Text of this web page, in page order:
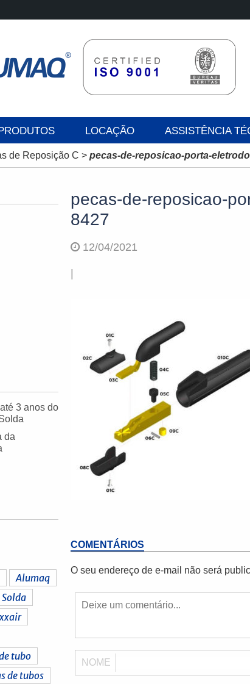
LOCAÇÃO ASSISTÊNCIA
de Reposição C > pecas-de-reposicao-porta-
3 anos do
da
Alumaq
Solda
tubo
de tubos
pecas-de-reposicao-
8427
12/04/2021
COMENTÁRIOS
O seu endereço de e-mail não será
NOME